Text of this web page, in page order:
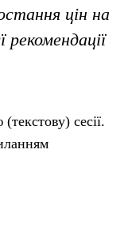
цін на
рекомендації
сесії.